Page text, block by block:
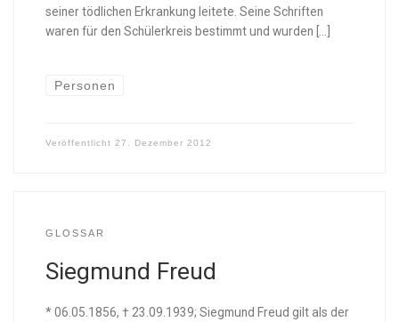
seiner tödlichen Erkrankung leitete. Seine Schriften
waren für den Schülerkreis bestimmt und wurden […]
Personen
Veröffentlicht 27. Dezember 2012
GLOSSAR
Siegmund Freud
* 06.05.1856, † 23.09.1939; Siegmund Freud gilt als der